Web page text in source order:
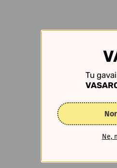
Tu
Ne,